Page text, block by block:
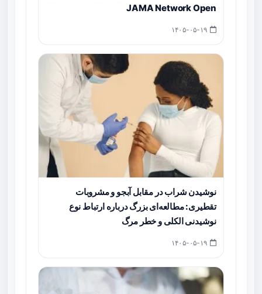
JAMA Network Open
نوشیدن شراب در مقابل آبجو و مشروبات
تقطیری: مطالعه‌ای بزرگ درباره ارتباط نوع
نوشیدنی الکلی و خطر مرگ